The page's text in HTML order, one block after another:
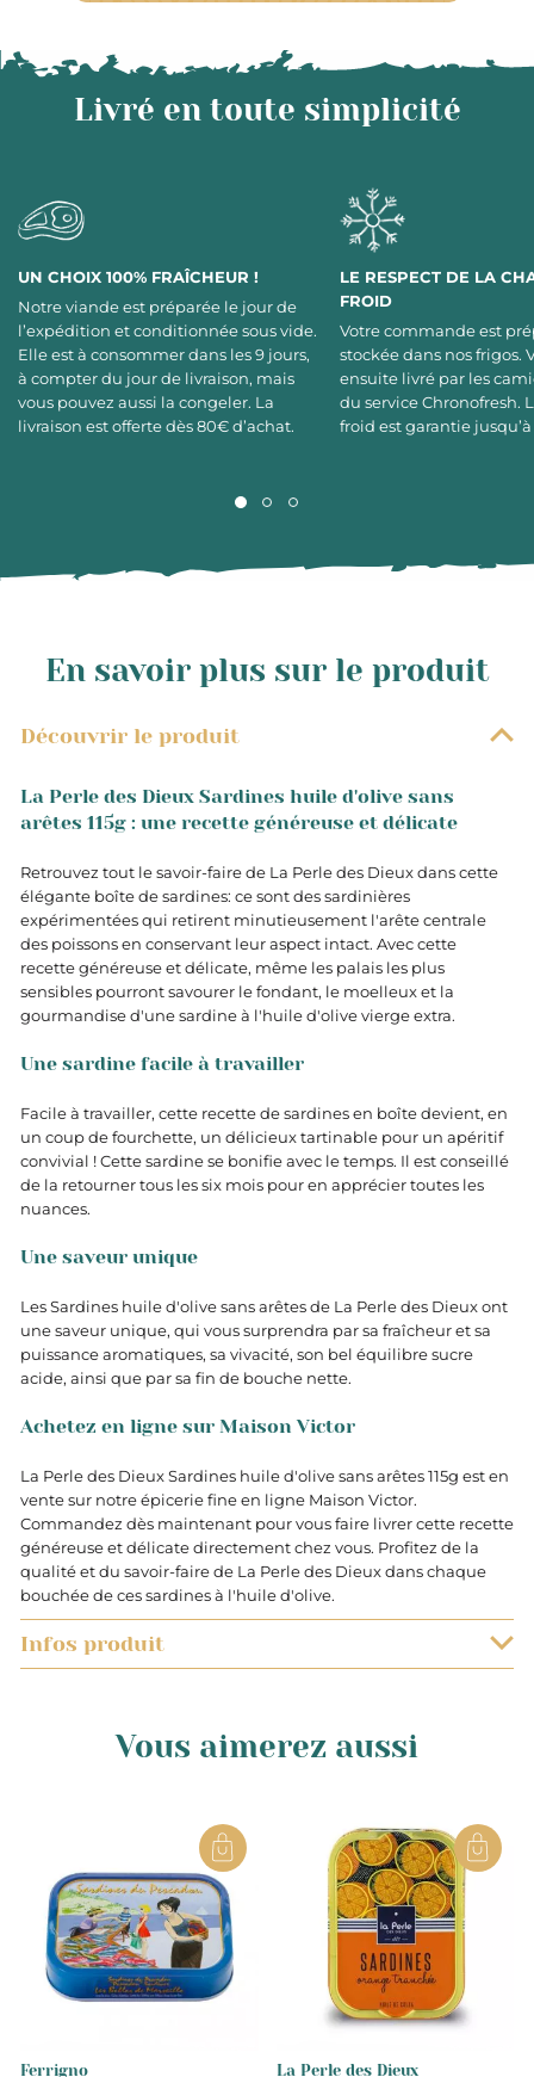
Livré en toute simplicité
UN CHOIX 100% FRAÎCHEUR !
Notre viande est préparée le jour de
l’expédition et conditionnée sous vide.
Elle est à consommer dans les 9 jours,
à compter du jour de livraison, mais
vous pouvez aussi la congeler. La
livraison est offerte dès 80€ d’achat.
LE RESPECT DE LA
FROID
Votre commande est
stockée dans nos frigos.
ensuite livré par les
du service Chronofresh.
froid est garantie
En savoir plus sur le produit
Découvrir le produit
La Perle des Dieux Sardines huile d'olive sans
arêtes 115g : une recette généreuse et délicate
Retrouvez tout le savoir-faire de La Perle des Dieux dans cette
élégante boîte de sardines: ce sont des sardinières
expérimentées qui retirent minutieusement l'arête centrale
des poissons en conservant leur aspect intact. Avec cette
recette généreuse et délicate, même les palais les plus
sensibles pourront savourer le fondant, le moelleux et la
gourmandise d'une sardine à l'huile d'olive vierge extra.
Une sardine facile à travailler
Facile à travailler, cette recette de sardines en boîte devient, en
un coup de fourchette, un délicieux tartinable pour un apéritif
convivial ! Cette sardine se bonifie avec le temps. Il est conseillé
de la retourner tous les six mois pour en apprécier toutes les
nuances.
Une saveur unique
Les Sardines huile d'olive sans arêtes de La Perle des Dieux ont
une saveur unique, qui vous surprendra par sa fraîcheur et sa
puissance aromatiques, sa vivacité, son bel équilibre sucre
acide, ainsi que par sa fin de bouche nette.
Achetez en ligne sur Maison Victor
La Perle des Dieux Sardines huile d'olive sans arêtes 115g est en
vente sur notre épicerie fine en ligne Maison Victor.
Commandez dès maintenant pour vous faire livrer cette recette
généreuse et délicate directement chez vous. Profitez de la
qualité et du savoir-faire de La Perle des Dieux dans chaque
bouchée de ces sardines à l'huile d'olive.
Infos produit
Pays de la Loire
Vendée
Sardines fraîches 77%, huile d'olive
Vous aimerez aussi
Ferrigno La Perle des Dieux